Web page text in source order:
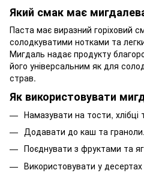
Який смак має
Паста має виразний горіховий
солодкуватими нотками та
Мигдаль надає продукту
його універсальним як для
страв.
Як використовувати
Намазувати на тости, хлібці
Додавати до каш та граноли.
Поєднувати з фруктами та
Використовувати у десертах